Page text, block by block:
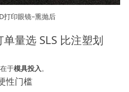
打印眼镜–熏抛后
量选 SLS 比注塑划
于模具投入。
性门槛